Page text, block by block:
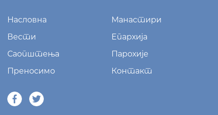
Насловна
Манастири
Вести
Епархија
Саопштења
Парохије
Преносимо
Контакт